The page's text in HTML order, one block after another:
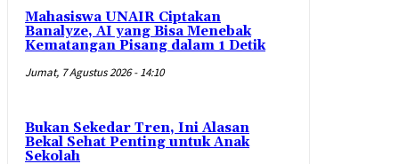
Mahasiswa UNAIR Ciptakan
Banalyze, AI yang Bisa Menebak
Kematangan Pisang dalam 1 Detik
Jumat, 7 Agustus 2026 - 14:10
Bukan Sekedar Tren, Ini Alasan
Bekal Sehat Penting untuk Anak
Sekolah